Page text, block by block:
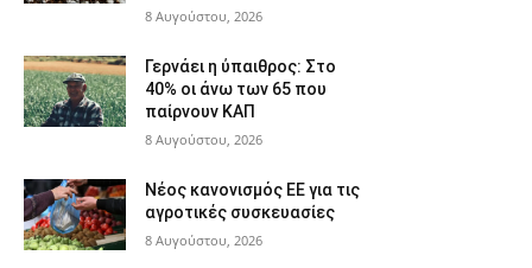
8 Αυγούστου, 2026
Γερνάει η ύπαιθρος: Στο
40% οι άνω των 65 που
παίρνουν ΚΑΠ
8 Αυγούστου, 2026
Νέος κανονισμός ΕΕ για τις
αγροτικές συσκευασίες
8 Αυγούστου, 2026